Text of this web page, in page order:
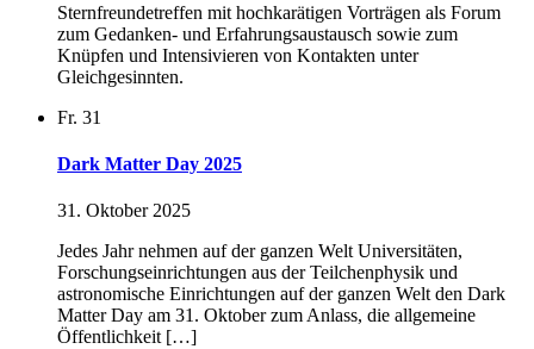
Sternfreundetreffen mit hochkarätigen Vorträgen als Forum
zum Gedanken- und Erfahrungsaustausch sowie zum
Knüpfen und Intensivieren von Kontakten unter
Gleichgesinnten.
Fr. 31
Dark Matter Day 2025
31. Oktober 2025
Jedes Jahr nehmen auf der ganzen Welt Universitäten,
Forschungseinrichtungen aus der Teilchenphysik und
astronomische Einrichtungen auf der ganzen Welt den Dark
Matter Day am 31. Oktober zum Anlass, die allgemeine
Öffentlichkeit […]